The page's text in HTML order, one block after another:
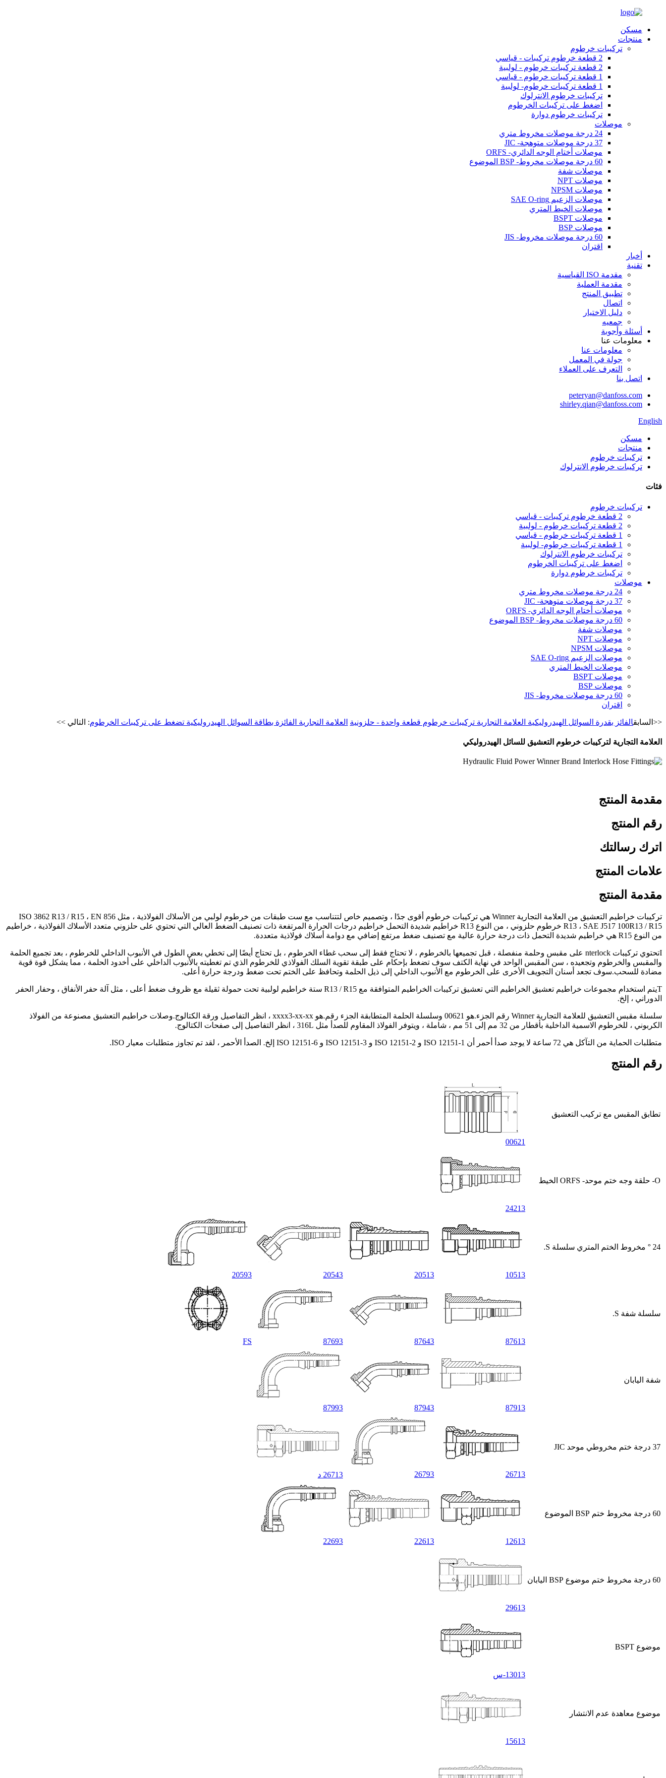
مسكن
منتجات
تركيبات خرطوم
2 قطعة خرطوم تركيبات - قياسي
2 قطعة تركيبات خرطوم - لولبية
1 قطعة تركيبات خرطوم - قياسي
1 قطعة تركيبات خرطوم- لولبية
تركيبات خرطوم الانترلوك
اضغط على تركيبات الخرطوم
تركيبات خرطوم دوارة
موصلات
24 درجة موصلات مخروط متري
37 درجة موصلات متوهجة- JIC
موصلات أختام الوجه الدائري- ORFS
60 درجة موصلات مخروط- BSP الموضوع
موصلات شفة
موصلات NPT
موصلات NPSM
موصلات الزعيم SAE O-ring
موصلات الخيط المتري
موصلات BSPT
موصلات BSP
60 درجة موصلات مخروط- JIS
اقتران
أخبار
تقنية
مقدمة ISO القياسية
مقدمة العملية
تطبيق المنتج
اتصال
دليل الاختيار
جمعيه
أسئلة وأجوبة
معلومات عنا
معلومات عنا
جولة في المعمل
التعرف على العملاء
اتصل بنا
peteryan@danfoss.com
shirley.qian@danfoss.com
English
مسكن
منتجات
تركيبات خرطوم
تركيبات خرطوم الانترلوك
فئات
تركيبات خرطوم
2 قطعة خرطوم تركيبات - قياسي
2 قطعة تركيبات خرطوم - لولبية
1 قطعة تركيبات خرطوم - قياسي
1 قطعة تركيبات خرطوم- لولبية
تركيبات خرطوم الانترلوك
اضغط على تركيبات الخرطوم
تركيبات خرطوم دوارة
موصلات
24 درجة موصلات مخروط متري
37 درجة موصلات متوهجة- JIC
موصلات أختام الوجه الدائري- ORFS
60 درجة موصلات مخروط- BSP الموضوع
موصلات شفة
موصلات NPT
موصلات NPSM
موصلات الزعيم SAE O-ring
موصلات الخيط المتري
موصلات BSPT
موصلات BSP
60 درجة موصلات مخروط- JIS
اقتران
<<السابقالفائز بقدرة السوائل الهيدروليكية العلامة التجارية تركيبات خرطوم قطعة واحدة - حلزونية العلامة التجارية الفائزة بطاقة السوائل الهيدروليكية تضغط على تركيبات الخرطوم: التالي >>
العلامة التجارية لتركيبات خرطوم التعشيق للسائل الهيدروليكي
مقدمة المنتج
رقم المنتج
اترك رسالتك
علامات المنتج
مقدمة المنتج
تركيبات خراطيم التعشيق من العلامة التجارية Winner هي تركيبات خرطوم أقوى جدًا ، وتصميم خاص لتتناسب مع ست طبقات من خرطوم لولبي من الأسلاك الفولاذية ، مثل ISO 3862 R13 / R15 ، EN 856
R13 ، SAE J517 100R13 / R15 خرطوم حلزوني ، من النوع R13 خراطيم شديدة التحمل خراطيم درجات الحرارة المرتفعة ذات تصنيف الضغط العالي التي تحتوي على حلزوني متعدد الأسلاك الفولاذية ، خراطيم
من النوع R15 هي خراطيم شديدة التحمل ذات درجة حرارة عالية مع تصنيف ضغط مرتفع إضافي مع دوامة أسلاك فولاذية متعددة.
I
تحتوي تركيبات nterlock على مقبس وحلمة منفصلة ، قبل تجميعها بالخرطوم ، لا تحتاج فقط إلى سحب غطاء الخرطوم ، بل تحتاج أيضًا إلى تخطي بعض الطول في الأنبوب الداخلي للخرطوم ، بعد تجميع الحلمة
والمقبس والخرطوم وتجعيده ، سن المقبس الواحد في نهاية الكتف سوف تضغط بإحكام على طبقة تقوية السلك الفولاذي للخرطوم الذي تم تغطيته بالأنبوب الداخلي على أخدود الحلمة ، مما يشكل قوة قوية
مضادة للسحب.سوف تجعد أسنان التجويف الأخرى على الخرطوم مع الأنبوب الداخلي إلى ذيل الحلمة وتحافظ على الختم تحت ضغط ودرجة حرارة أعلى.
T
يتم استخدام مجموعات خراطيم تعشيق الخراطيم التي تعشيق تركيبات الخراطيم المتوافقة مع R13 / R15 ستة خراطيم لولبية تحت حمولة ثقيلة مع ظروف ضغط أعلى ، مثل آلة حفر الأنفاق ، وحفار الحفر
الدوراني ، إلخ.
سلسلة مقبس التعشيق للعلامة التجارية Winner رقم الجزء.هو 00621 وسلسلة الحلمة المتطابقة الجزء رقم.هو xxxx3-xx-xx ، انظر التفاصيل ورقة الكتالوج.وصلات خراطيم التعشيق مصنوعة من الفولاذ
الكربوني ، للخرطوم الاسمية الداخلية بأقطار من 32 مم إلى 51 مم ، شاملة ، ويتوفر الفولاذ المقاوم للصدأ مثل 316L ، انظر التفاصيل إلى صفحات الكتالوج.
متطلبات الحماية من التآكل هي 72 ساعة لا يوجد صدأ أحمر أن ISO 12151-1 و ISO 12151-2 و ISO 12151-3 و ISO 12151-6 إلخ. الصدأ الأحمر ، لقد تم تجاوز متطلبات معيار ISO.
رقم المنتج
تطابق المقبس مع تركيب التعشيق
00621
O- حلقة وجه ختم موحد- ORFS الخيط
24213
24 ° مخروط الختم المتري سلسلة S.
10513
20513
20543
20593
سلسلة شفة S.
87613
87643
87693
FS
شفة اليابان
87913
87943
87993
37 درجة ختم مخروطي موحد JIC
26713
26793 26713 د
60 درجة مخروط ختم BSP الموضوع
12613
22613
22693
60 درجة مخروط ختم موضوع BSP اليابان
29613
موضوع BSPT
13013-س
موضوع معاهدة عدم الانتشار
15613